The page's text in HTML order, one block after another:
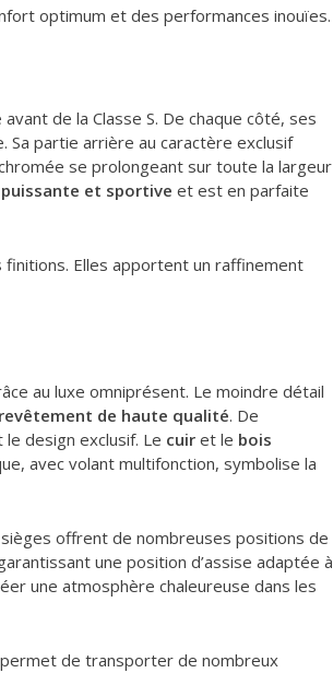
optimum et des performances inouïes.
de la Classe S. De chaque côté, ses
partie arrière au caractère exclusif
se prolongeant sur toute la largeur
et sportive et est en parfaite
Elles apportent un raffinement
au luxe omniprésent. Le moindre détail
revêtement de haute qualité. De
design exclusif. Le cuir et le bois
avec volant multifonction, symbolise la
offrent de nombreuses positions de
une position d’assise adaptée à
une atmosphère chaleureuse dans les
permet de transporter de nombreux